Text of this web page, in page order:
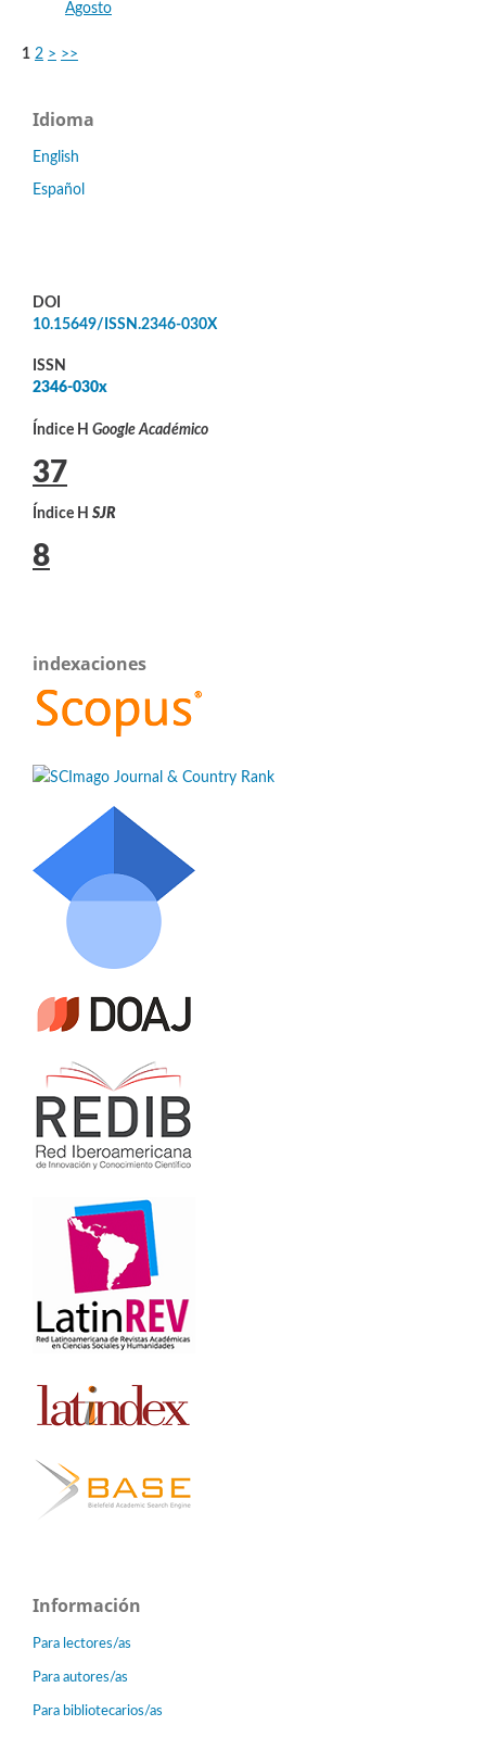
Agosto
1 2 > >>
Idioma
English
Español
DOI
10.15649/ISSN.2346-030X
ISSN
2346-030x
Índice H Google Académico
37
Índice H SJR
8
indexaciones
Información
Para lectores/as
Para autores/as
Para bibliotecarios/as